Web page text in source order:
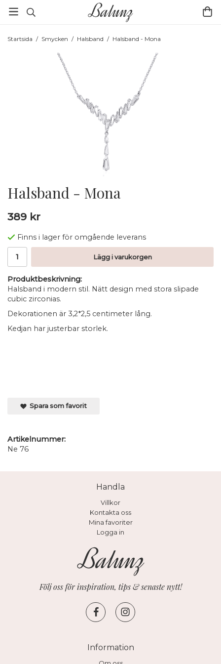
Startsida / Smycken / Halsband / Halsband - Mona
Halsband - Mona
389 kr
Finns i lager för omgående leverans
Lägg i varukorgen
Produktbeskrivning:
Halsband i modern stil. Nätt design med stora slipade
cubic zirconias.
Dekorationen är 3,2*2,5 centimeter lång.
Kedjan har justerbar storlek.
Spara som favorit
Artikelnummer:
Ne 76
Handla
Villkor
Kontakta oss
Mina favoriter
Logga in
Följ oss för inspiration, tips & senaste nytt!
Information